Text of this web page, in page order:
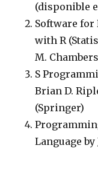
(disponible
Software for
with R
M.
S
Brian D.
(Springer)
Language